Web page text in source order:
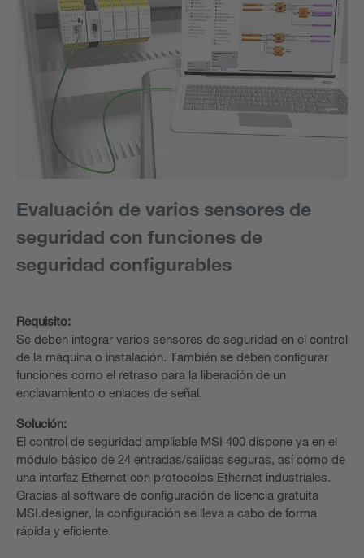
Evaluación de varios sensores de
seguridad con funciones de
seguridad configurables
Requisito:
Se deben integrar varios sensores de seguridad en el control
de la máquina o instalación. También se deben configurar
funciones como el retraso para la liberación de un
enclavamiento o enlaces de señal.
Solución:
El control de seguridad ampliable MSI 400 dispone ya en el
módulo básico de 24 entradas/salidas seguras, así como de
una interfaz Ethernet con protocolos Ethernet industriales.
Gracias al software de configuración de licencia gratuita
MSI.designer, la configuración se lleva a cabo de forma
rápida y eficiente.